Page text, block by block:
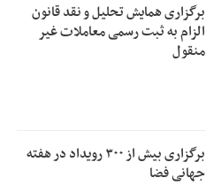
برگزاری همایش تحلیل و نقد قانون
الزام به ثبت رسمی معاملات غیر
منقول
برگزاری بیش از ۳۰۰ رویداد در هفته
جهانی فضا